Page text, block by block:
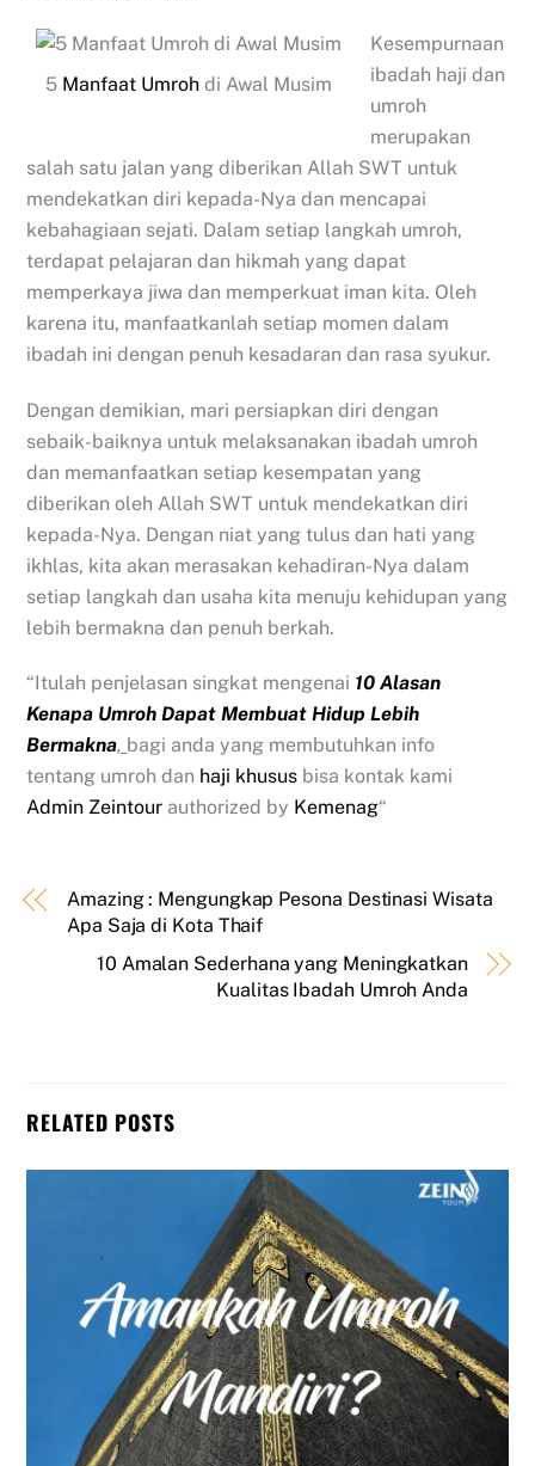
5 Manfaat Umroh di Awal Musim
Kesempurnaan
ibadah haji dan
umroh
merupakan
salah satu jalan yang diberikan Allah SWT untuk
mendekatkan diri kepada-Nya dan mencapai
kebahagiaan sejati. Dalam setiap langkah umroh,
terdapat pelajaran dan hikmah yang dapat
memperkaya jiwa dan memperkuat iman kita. Oleh
karena itu, manfaatkanlah setiap momen dalam
ibadah ini dengan penuh kesadaran dan rasa syukur.
Dengan demikian, mari persiapkan diri dengan
sebaik-baiknya untuk melaksanakan ibadah umroh
dan memanfaatkan setiap kesempatan yang
diberikan oleh Allah SWT untuk mendekatkan diri
kepada-Nya. Dengan niat yang tulus dan hati yang
ikhlas, kita akan merasakan kehadiran-Nya dalam
setiap langkah dan usaha kita menuju kehidupan yang
lebih bermakna dan penuh berkah.
“Itulah penjelasan singkat mengenai 10 Alasan
Kenapa Umroh Dapat Membuat Hidup Lebih
Bermakna, bagi anda yang membutuhkan info
tentang umroh dan haji khusus bisa kontak kami
Admin Zeintour authorized by Kemenag“
Amazing : Mengungkap Pesona Destinasi Wisata
Apa Saja di Kota Thaif
10 Amalan Sederhana yang Meningkatkan
Kualitas Ibadah Umroh Anda
RELATED POSTS